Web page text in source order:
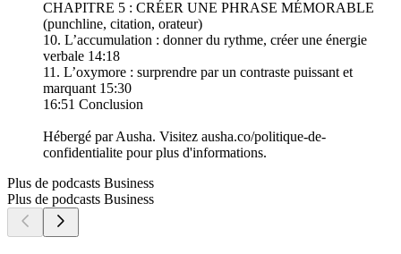
CHAPITRE 5 : CRÉER UNE PHRASE MÉMORABLE
(punchline, citation, orateur)
10. L’accumulation : donner du rythme, créer une énergie
verbale 14:18
11. L’oxymore : surprendre par un contraste puissant et
marquant 15:30
16:51 Conclusion
Hébergé par Ausha. Visitez ausha.co/politique-de-
confidentialite pour plus d'informations.
Plus de podcasts Business
Plus de podcasts Business